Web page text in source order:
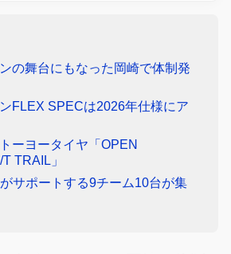
の舞台にもなった岡崎で体制発
FLEX SPECは2026年仕様にア
ーヨータイヤ「OPEN
TRAIL」
サポートする9チーム10台が集